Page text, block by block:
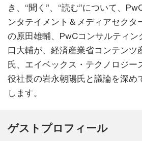
き、“聞く”、“読む”について、
ンタテイメント＆メディアセクタ
の原田雄輔、PwCコンサルティン
口大輔が、経済産業省コンテンツ
氏、エイベックス・テクノロジー
役社長の岩永朝陽氏と議論を深め
します。
ゲストプロフィール